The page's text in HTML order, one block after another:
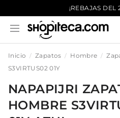
¡REBAJAS DEL
Inicio Zapatos Hombre
S3VIRTUS02 01Y
NAPAPIJRI
HOMBRE